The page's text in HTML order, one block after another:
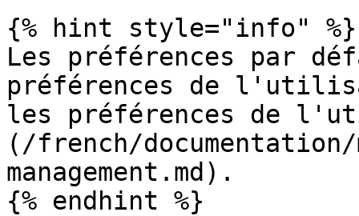
{% hint style="info" %}
Les préférences par
préférences de
les préférences de
(/french/documentation/
management.md).
{% endhint %}